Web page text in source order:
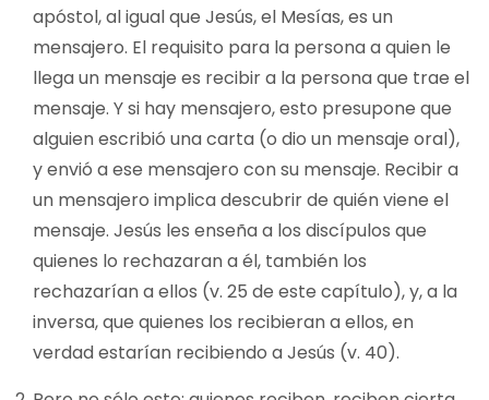
apóstol, al igual que Jesús, el Mesías, es un
mensajero. El requisito para la persona a quien le
llega un mensaje es recibir a la persona que trae el
mensaje. Y si hay mensajero, esto presupone que
alguien escribió una carta (o dio un mensaje oral),
y envió a ese mensajero con su mensaje. Recibir a
un mensajero implica descubrir de quién viene el
mensaje. Jesús les enseña a los discípulos que
quienes lo rechazaran a él, también los
rechazarían a ellos (v. 25 de este capítulo), y, a la
inversa, que quienes los recibieran a ellos, en
verdad estarían recibiendo a Jesús (v. 40).